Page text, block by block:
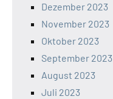
Dezember 2023
November 2023
Oktober 2023
September 2023
August 2023
Juli 2023